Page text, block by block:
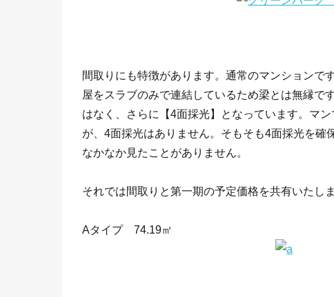
間取りにも特徴があります。通常のマンションで
屋をスラブのみで連結しているため梁とは無縁で
はなく、さらに【4面採光】となっています。マ
が、4面採光はありません。そもそも4面採光を確
なかなか見たことがありません。
それでは間取りと第一期の予定価格を共有いたしま
Aタイプ 74.19㎡